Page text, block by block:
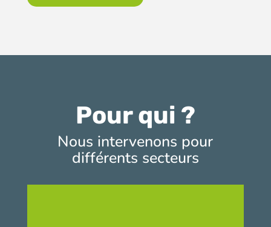
Pour qui ?
Nous intervenons pour
différents secteurs